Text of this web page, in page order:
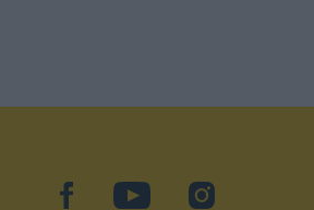
facebookYouTubeInstagram